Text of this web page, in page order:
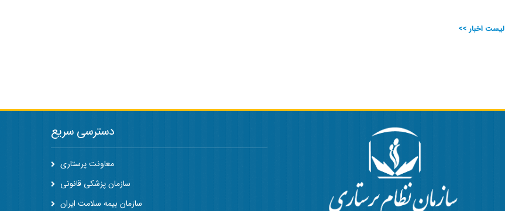
لیست اخبار >>
دسترسی سریع
معاونت پرستاری
سازمان پزشکی قانونی
سازمان بیمه سلامت ایران